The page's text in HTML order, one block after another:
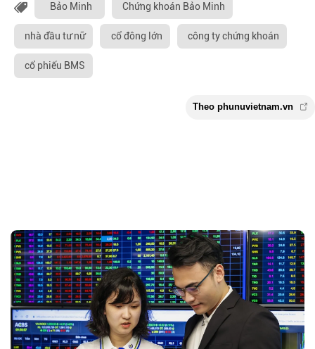
Bảo Minh Chứng khoán Bảo Minh
nhà đầu tư nữ cổ đông lớn công ty chứng khoán
cổ phiếu BMS